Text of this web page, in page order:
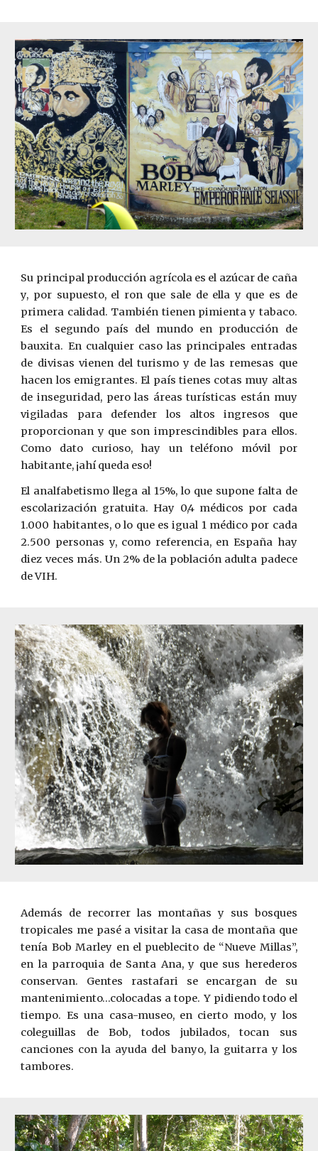
Su principal producción agrícola es el azúcar de caña
y, por supuesto, el ron que sale de ella y que es de
primera calidad. También tienen pimienta y tabaco.
Es el segundo país del mundo en producción de
bauxita. En cualquier caso las principales entradas
de divisas vienen del turismo y de las remesas que
hacen los emigrantes. El país tienes cotas muy altas
de inseguridad, pero las áreas turísticas están muy
vigiladas para defender los altos ingresos que
proporcionan y que son imprescindibles para ellos.
Como dato curioso, hay un teléfono móvil por
habitante, ¡ahí queda eso!
El analfabetismo llega al 15%, lo que supone falta de
escolarización gratuita. Hay 0,4 médicos por cada
1.000 habitantes, o lo que es igual 1 médico por cada
2.500 personas y, como referencia, en España hay
diez veces más. Un 2% de la población adulta padece
de VIH.
Además de recorrer las montañas y sus bosques
tropicales me pasé a visitar la casa de montaña que
tenía Bob Marley en el pueblecito de “Nueve Millas”,
en la parroquia de Santa Ana, y que sus herederos
conservan. Gentes rastafari se encargan de su
mantenimiento…colocadas a tope. Y pidiendo todo el
tiempo. Es una casa-museo, en cierto modo, y los
coleguillas de Bob, todos jubilados, tocan sus
canciones con la ayuda del banyo, la guitarra y los
tambores.